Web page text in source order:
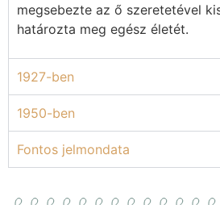
megsebezte az ő szeretetével
határozta meg egész életét.
1927-ben
1950-ben
Fontos jelmondata